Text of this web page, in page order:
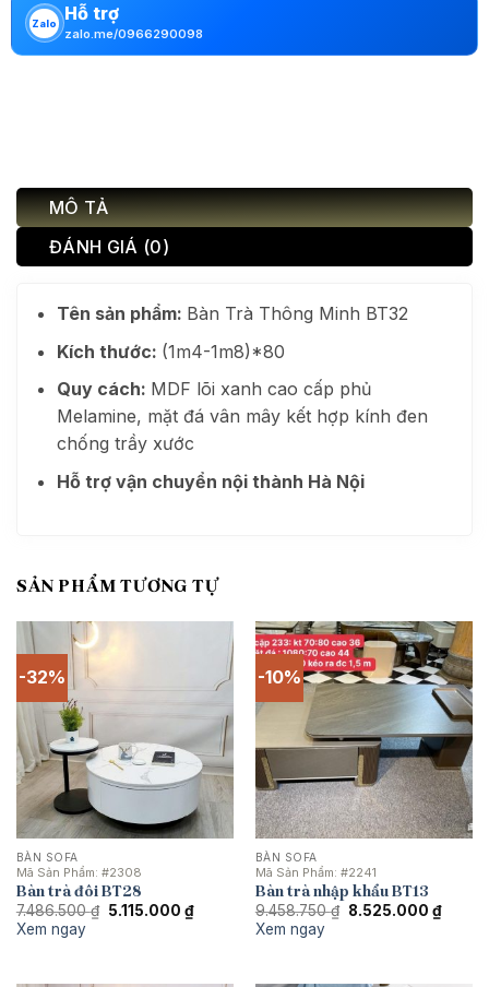
Zalo Hỗ trợ
zalo.me/0966290098
MÔ TẢ
ĐÁNH GIÁ (0)
Tên sản phẩm: Bàn Trà Thông Minh BT32
Kích thước: (1m4-1m8)*80
Quy cách: MDF lõi xanh cao cấp phủ
Melamine, mặt đá vân mây kết hợp kính đen
chống trầy xước
Hỗ trợ vận chuyển nội thành Hà Nội
SẢN PHẨM TƯƠNG TỰ
-32%
BÀN SOFA
Mã Sản Phẩm: #2308
Bàn trà đôi BT28
7.486.500₫ Giá
5.115.000 ₫Giá
hiện
Xem ngay
-10%
BÀN SOFA
Mã Sản Phẩm: #2241
Bàn trà nhập khẩu BT13
9.458.750₫ Giá
8.525.000 ₫Giá
hiện
Xem ngay